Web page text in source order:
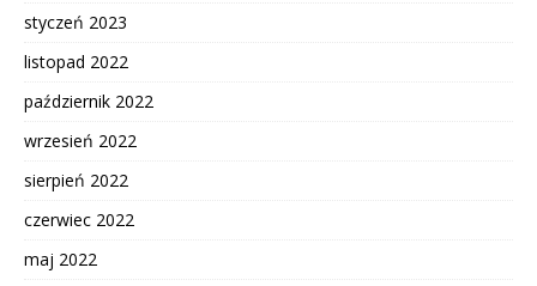
styczeń 2023
listopad 2022
październik 2022
wrzesień 2022
sierpień 2022
czerwiec 2022
maj 2022